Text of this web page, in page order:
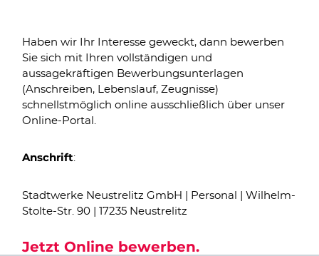
Haben wir Ihr Interesse geweckt, dann bewerben
Sie sich mit Ihren vollständigen und
aussagekräftigen Bewerbungsunterlagen
(Anschreiben, Lebenslauf, Zeugnisse)
schnellstmöglich online ausschließlich über unser
Online-Portal.
Anschrift:
Stadtwerke Neustrelitz GmbH | Personal | Wilhelm-
Stolte-Str. 90 | 17235 Neustrelitz
Jetzt Online bewerben.